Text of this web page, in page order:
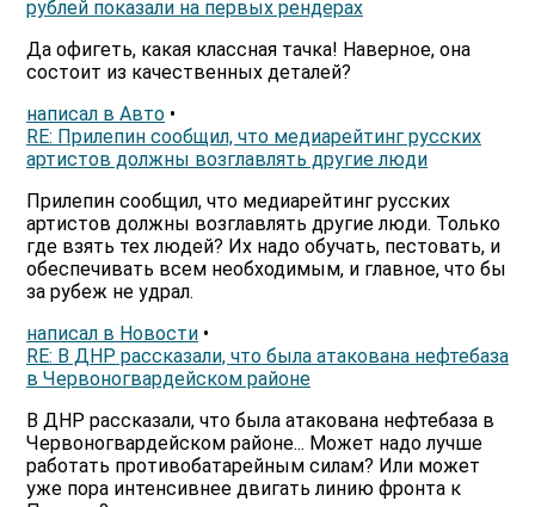
рублей показали на первых рендерах
Да офигеть, какая классная тачка! Наверное, она
состоит из качественных деталей?
написал в Авто •
RE: Прилепин сообщил, что медиарейтинг русских
артистов должны возглавлять другие люди
Прилепин сообщил, что медиарейтинг русских
артистов должны возглавлять другие люди. Только
где взять тех людей? Их надо обучать, пестовать, и
обеспечивать всем необходимым, и главное, что бы
за рубеж не удрал.
написал в Новости •
RE: В ДНР рассказали, что была атакована нефтебаза
в Червоногвардейском районе
В ДНР рассказали, что была атакована нефтебаза в
Червоногвардейском районе... Может надо лучше
работать противобатарейным силам? Или может
уже пора интенсивнее двигать линию фронта к